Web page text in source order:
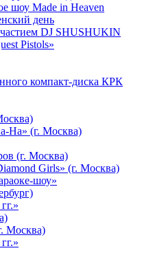
шоу Made in Heaven
день
DJ SHUSHUKIN
Pistols»
компакт-диска КРК
На» (г. Москва)
(г. Москва)
Girls» (г. Москва)
шоу»
Москва)